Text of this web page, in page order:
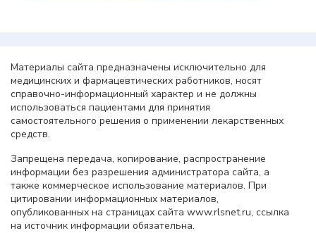
Материалы сайта предназначены исключительно для
медицинских и фармацевтических работников, носят
справочно-информационный характер и не должны
использоваться пациентами для принятия
самостоятельного решения о применении лекарственных
средств.
Запрещена передача, копирование, распространение
информации без разрешения администратора сайта, а
также коммерческое использование материалов. При
цитировании информационных материалов,
опубликованных на страницах сайта www.rlsnet.ru, ссылка
на источник информации обязательна.